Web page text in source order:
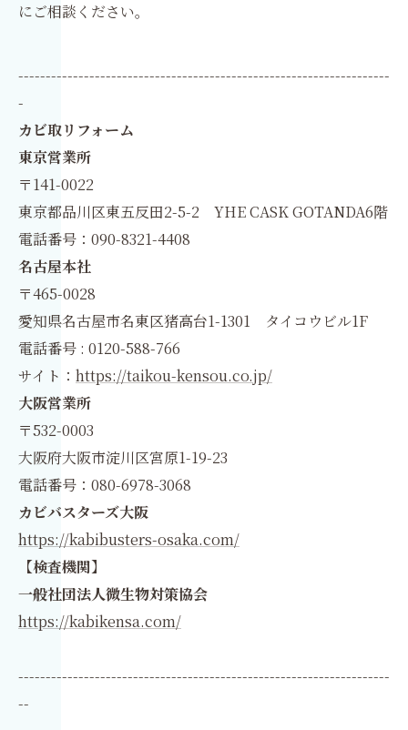
にご相談ください。
--------------------------------------------------------------------
-
カビ取リフォーム
東京営業所
〒141-0022
東京都品川区東五反田2-5-2 YHE CASK GOTANDA6階
電話番号：090-8321-4408
名古屋本社
〒465-0028
愛知県名古屋市名東区猪高台1-1301 タイコウビル1F
電話番号 : 0120-588-766
サイト： https://taikou-kensou.co.jp/
大阪営業所
〒532-0003
大阪府大阪市淀川区宮原1-19-23
電話番号：080-6978-3068
カビバスターズ大阪
https://kabibusters-osaka.com/
【検査機関】
一般社団法人微生物対策協会
https://kabikensa.com/
--------------------------------------------------------------------
--